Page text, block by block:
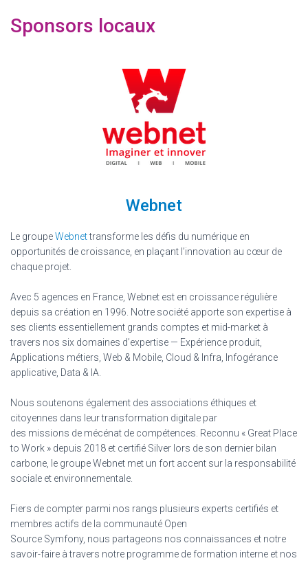
Sponsors locaux
Webnet
Le groupeWebnettransforme les défis du numérique en
opportunités de croissance, en plaçant l’innovation au cœur de
chaque projet.
Avec 5 agences en France, Webnet est en croissance régulière
depuis sa création en 1996. Notre société apporte son expertise à
ses clients essentiellement grands comptes et mid-market à
travers nos six domaines d’expertise — Expérience produit,
Applications métiers, Web & Mobile, Cloud & Infra, Infogérance
applicative, Data & IA.
Nous soutenons également des associations éthiques et
citoyennes dans leur transformation digitale par
des missions de mécénat de compétences. Reconnu « Great Place
to Work » depuis 2018 et certifié Silver lors de son dernier bilan
carbone, le groupe Webnet met un fort accent sur la responsabilité
sociale et environnementale.
Fiers de compter parmi nos rangs plusieurs experts certifiés et
membres actifs de la communauté Open
Source Symfony, nous partageons nos connaissances et notre
savoir-faire à travers notre programme de formation interne et nos